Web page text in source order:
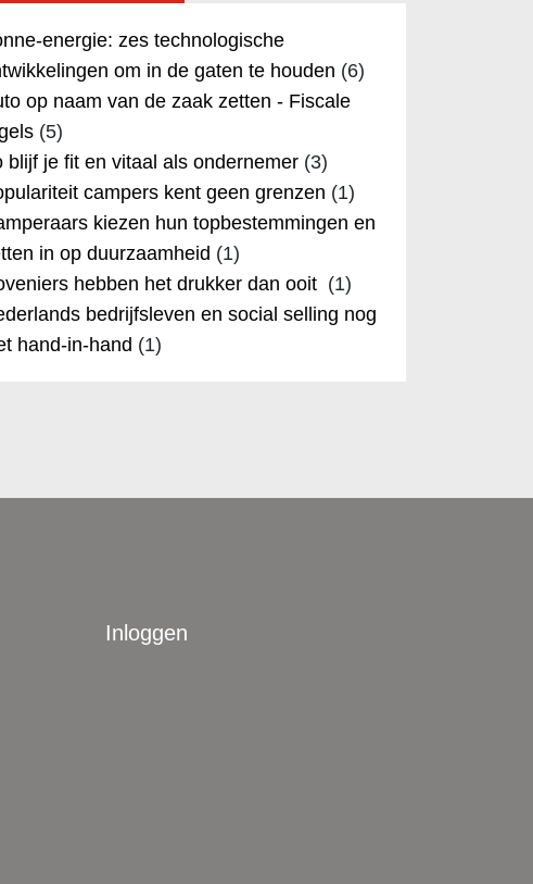
energie: zes technologische
om in de gaten te houden (6)
op naam van de zaak zetten - Fiscale
(5)
blijf je fit en vitaal als ondernemer(3)
campers kent geen grenzen (1)
kiezen hun topbestemmingen en
in op duurzaamheid (1)
hebben het drukker dan ooit (1)
bedrijfsleven en social selling nog
hand-in-hand (1)
Inloggen